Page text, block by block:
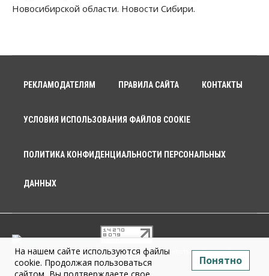
Новосибирской области. Новости Сибири.
РЕКЛАМОДАТЕЛЯМ ПРАВИЛА САЙТА КОНТАКТЫ
УСЛОВИЯ ИСПОЛЬЗОВАНИЯ ФАЙЛОВ COOKIE
ПОЛИТИКА КОНФИДЕНЦИАЛЬНОСТИ ПЕРСОНАЛЬНЫХ
ДАННЫХ
© 2026 г. Общество с ограниченной ответственностью «Новосибирск
Медиа» 18+
На нашем сайте используются файлы
cookie. Продолжая пользоваться
Понятно